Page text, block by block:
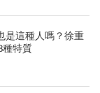
是這種人嗎？徐重
種特質